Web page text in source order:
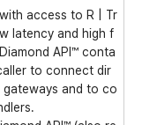
access to R | Tr
latency and high f
API™ conta
to connect dir
gateways and to co